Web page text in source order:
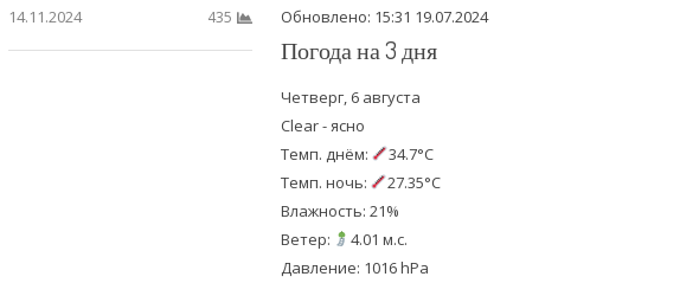
14.11.2024
435
Обновлено: 15:31 19.07.2024
Погода на 3 дня
Четверг, 6 августа
Clear - ясно
Темп. днём:
34.7°C
Темп. ночь:
27.35°C
Влажность: 21%
Ветер:
4.01 м.с.
Давление: 1016 hPa